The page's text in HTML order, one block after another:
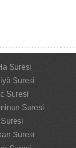
Suresi
Suresi
Suresi
Suresi
Suresi